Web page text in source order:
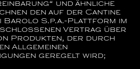
und ähnliche
den auf der Cantine
Barolo S.p.a.-Plattform im
Vertrag über
Produkten, der durch
Allgemeinen
geregelt wird;